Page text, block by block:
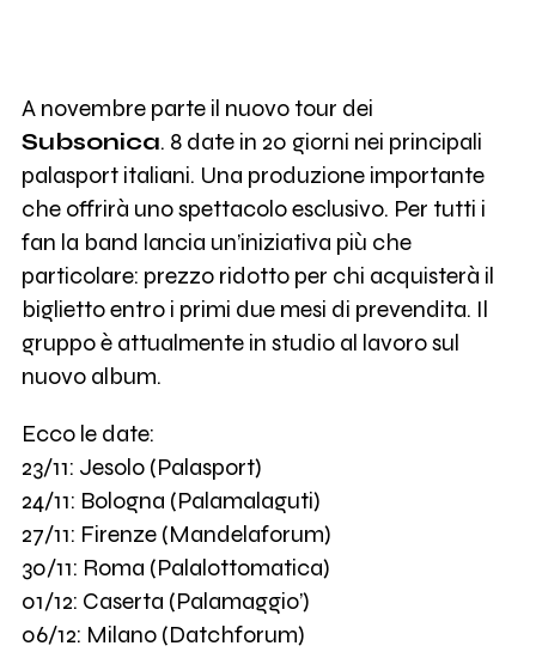
A novembre parte il nuovo tour dei
Subsonica. 8 date in 20 giorni nei principali
palasport italiani. Una produzione importante
che offrirà uno spettacolo esclusivo. Per tutti i
fan la band lancia un’iniziativa più che
particolare: prezzo ridotto per chi acquisterà il
biglietto entro i primi due mesi di prevendita. Il
gruppo è attualmente in studio al lavoro sul
nuovo album.
Ecco le date:
23/11: Jesolo (Palasport)
24/11: Bologna (Palamalaguti)
27/11: Firenze (Mandelaforum)
30/11: Roma (Palalottomatica)
01/12: Caserta (Palamaggio’)
06/12: Milano (Datchforum)